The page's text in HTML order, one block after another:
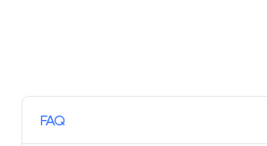
FAQ